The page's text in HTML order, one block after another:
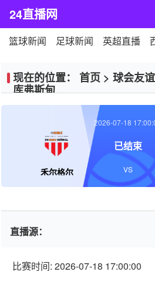
24直播网
篮球新闻 足球新闻 英超直播
现在的位置： 首页 > 球会友
库弗斯甸
禾尔格尔
2026-07-18
已结束
VS
直播源：
比赛时间: 2026-07-18 17:00:00